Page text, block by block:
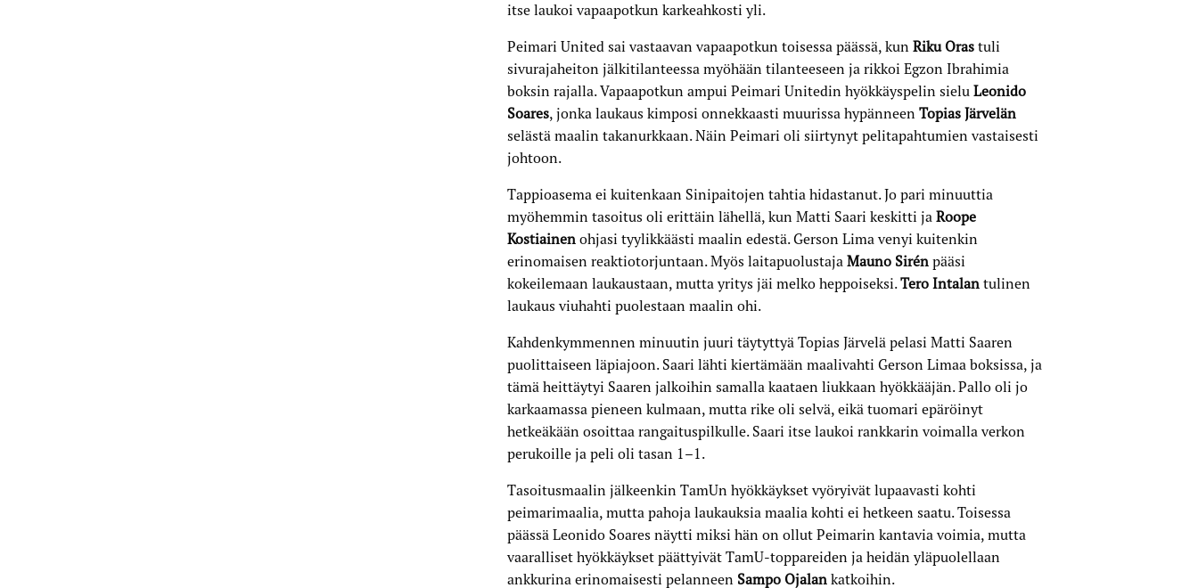
itse laukoi vapaapotkun karkeahkosti yli.
Peimari United sai vastaavan vapaapotkun toisessa päässä, kunRiku Oras tuli
sivurajaheiton jälkitilanteessa myöhään tilanteeseen ja rikkoi Egzon Ibrahimia
boksin rajalla. Vapaapotkun ampui Peimari Unitedin hyökkäyspelin sieluLeonido
Soares, jonka laukaus kimposi onnekkaasti muurissa hypänneenTopias Järvelän
selästä maalin takanurkkaan. Näin Peimari oli siirtynyt pelitapahtumien vastaisesti
johtoon.
Tappioasema ei kuitenkaan Sinipaitojen tahtia hidastanut. Jo pari minuuttia
myöhemmin tasoitus oli erittäin lähellä, kun Matti Saari keskitti jaRoope
Kostiainen ohjasi tyylikkäästi maalin edestä. Gerson Lima venyi kuitenkin
erinomaisen reaktiotorjuntaan. Myös laitapuolustajaMauno Sirén pääsi
kokeilemaan laukaustaan, mutta yritys jäi melko heppoiseksi.Tero Intalan tulinen
laukaus viuhahti puolestaan maalin ohi.
Kahdenkymmennen minuutin juuri täytyttyä Topias Järvelä pelasi Matti Saaren
puolittaiseen läpiajoon. Saari lähti kiertämään maalivahti Gerson Limaa boksissa, ja
tämä heittäytyi Saaren jalkoihin samalla kaataen liukkaan hyökkääjän. Pallo oli jo
karkaamassa pieneen kulmaan, mutta rike oli selvä, eikä tuomari epäröinyt
hetkeäkään osoittaa rangaituspilkulle. Saari itse laukoi rankkarin voimalla verkon
perukoille ja peli oli tasan 1–1.
Tasoitusmaalin jälkeenkin TamUn hyökkäykset vyöryivät lupaavasti kohti
peimarimaalia, mutta pahoja laukauksia maalia kohti ei hetkeen saatu. Toisessa
päässä Leonido Soares näytti miksi hän on ollut Peimarin kantavia voimia, mutta
vaaralliset hyökkäykset päättyivät TamU-toppareiden ja heidän yläpuolellaan
ankkurina erinomaisesti pelanneen Sampo Ojalan katkoihin.